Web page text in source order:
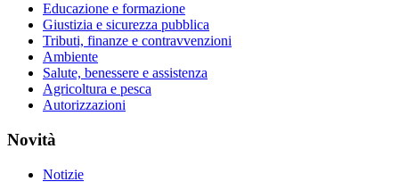
Educazione e formazione
Giustizia e sicurezza pubblica
Tributi, finanze e contravvenzioni
Ambiente
Salute, benessere e assistenza
Agricoltura e pesca
Autorizzazioni
Novità
Notizie